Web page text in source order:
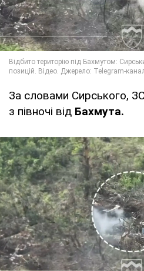
За словами Сирського,
з півночі від Бахмута.